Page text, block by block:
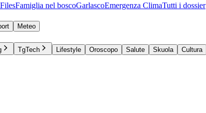
Famiglia nel boscoGarlascoEmergenza ClimaTutti i dossier
Meteo
TgTech Lifestyle Oroscopo Salute Skuola Cultura